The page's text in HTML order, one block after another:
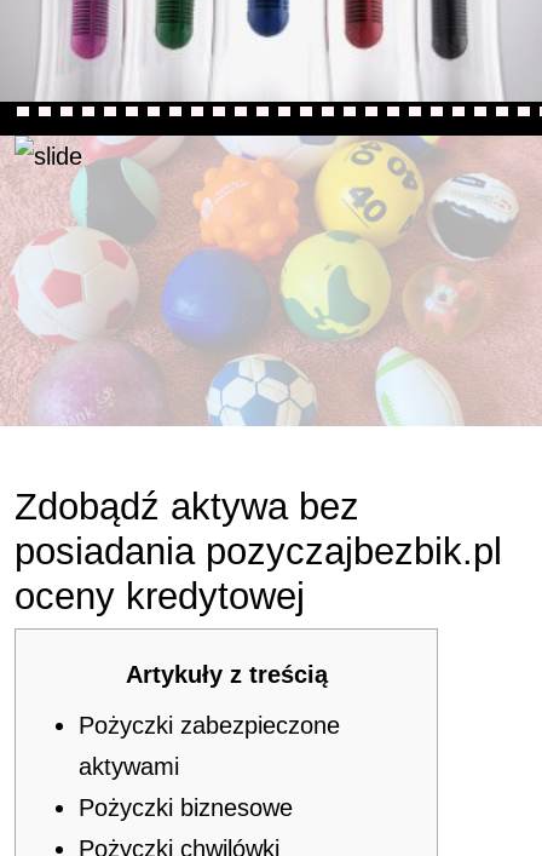
Zdobądź aktywa bez
posiadania pozyczajbezbik.pl
oceny kredytowej
Artykuły z treścią
Pożyczki zabezpieczone
aktywami
Pożyczki biznesowe
Pożyczki chwilówki